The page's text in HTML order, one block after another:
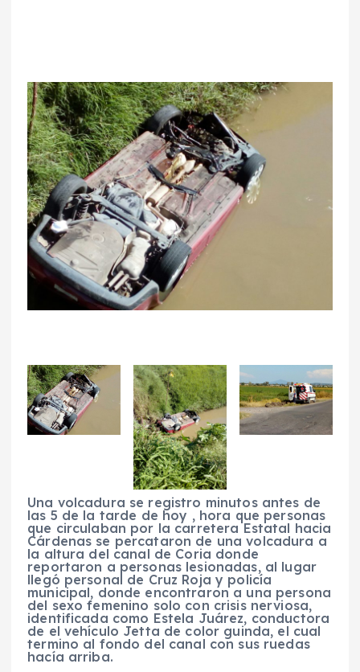
Una volcadura se registro minutos antes de
las 5 de la tarde de hoy , hora que personas
que circulaban por la carretera Estatal hacia
Cárdenas se percataron de una volcadura a
la altura del canal de Coria donde
reportaron a personas lesionadas, al lugar
llegó personal de Cruz Roja y policía
municipal, donde encontraron a una persona
del sexo femenino solo con crisis nerviosa,
identificada como Estela Juárez, conductora
de el vehículo Jetta de color guinda, el cual
termino al fondo del canal con sus ruedas
hacía arriba.